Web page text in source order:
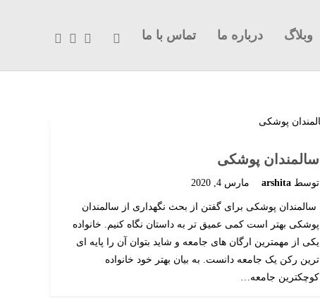
وبلاگ درباره ما تماس با ما
سالمندان پوشکی
توسط arshita مارس 4, 2020
سالمندان پوشکی برای گفتن از بحث نگهداری از سالمندان
پوشکی بهتر است کمی عمیق تر به داستان نگاه کنیم. خانواده
یکی از مهمترین ارگان های جامعه و شاید بتوان آن را پایه ای
ترین رکن یک جامعه دانست. به بیان بهتر خود خانواده
کوچکترین جامعه…